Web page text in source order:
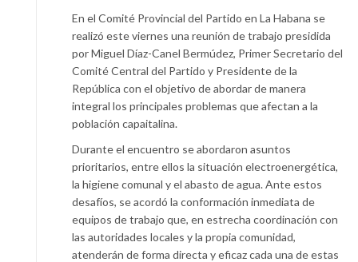
En el Comité Provincial del Partido en La Habana se
realizó este viernes una reunión de trabajo presidida
por Miguel Díaz-Canel Bermúdez, Primer Secretario del
Comité Central del Partido y Presidente de la
República con el objetivo de abordar de manera
integral los principales problemas que afectan a la
población capaitalina.
Durante el encuentro se abordaron asuntos
prioritarios, entre ellos la situación electroenergética,
la higiene comunal y el abasto de agua. Ante estos
desafíos, se acordó la conformación inmediata de
equipos de trabajo que, en estrecha coordinación con
las autoridades locales y la propia comunidad,
atenderán de forma directa y eficaz cada una de estas